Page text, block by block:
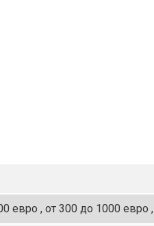
евро , от 300 до 1000 евро ,